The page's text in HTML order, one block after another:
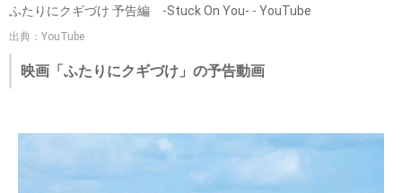
ふたりにクギづけ 予告編 -Stuck On You- - YouTube
出典：YouTube
映画「ふたりにクギづけ」の予告動画